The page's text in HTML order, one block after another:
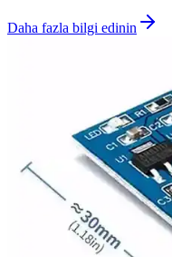
Daha fazla bilgi edinin